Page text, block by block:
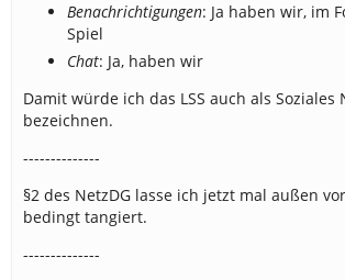
Benachrichtigungen: Ja haben wir, im
Spiel
Chat: Ja, haben wir
Damit würde ich das LSS auch als Soziales
bezeichnen.
--------------
§2 des NetzDG lasse ich jetzt mal außen
bedingt tangiert.
--------------